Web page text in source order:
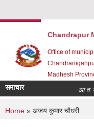
Chandrapur
Office of
Madhesh
समाचार आ व
You are here
Home » अजय कुमार चाैधरी